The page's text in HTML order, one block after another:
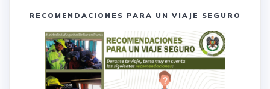
RECOMENDACIONES PARA UN VIAJE SEGURO